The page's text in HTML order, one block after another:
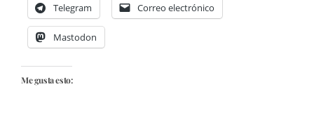
Telegram Correo electrónico
Mastodon
Me gusta esto: